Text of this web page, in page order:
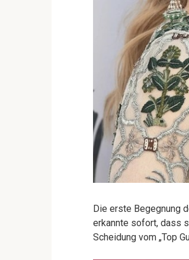
Die erste Begegnung
erkannte sofort, dass
Scheidung vom „Top